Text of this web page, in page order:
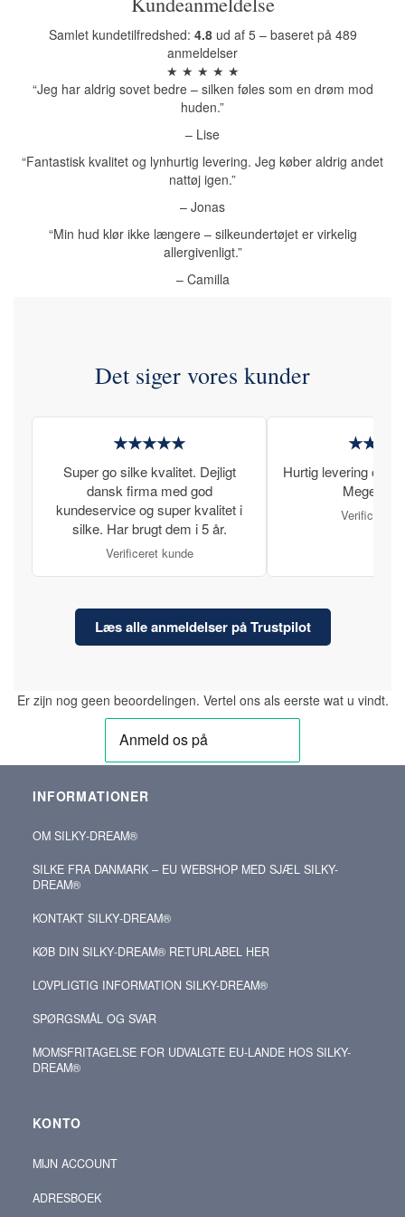
Samlet kundetilfredshed: 4.8ud af 5 – baseret på 489
anmeldelser
★ ★ ★ ★ ★
“Jeg har aldrig sovet bedre – silken føles som en drøm mod
huden.”
– Lise
“Fantastisk kvalitet og lynhurtig levering. Jeg køber aldrig andet
nattøj igen.”
– Jonas
“Min hud klør ikke længere – silkeundertøjet er virkelig
allergivenligt.”
– Camilla
Det siger vores kunder
★★★★★
Super go silke kvalitet. Dejligt
dansk firma med god
kundeservice og super kvalitet i
silke. Har brugt dem i 5 år.
Verificeret kunde
Hurtig levering og
Meget
Verificeret
Læs alle anmeldelser på Trustpilot
Er zijn nog geen beoordelingen. Vertel ons als eerste wat u vindt.
INFORMATIONER
OM SILKY‑DREAM®
SILKE FRA DANMARK – EU WEBSHOP MED SJÆL SILKY-
DREAM®
KONTAKT SILKY‑DREAM®
KØB DIN SILKY‑DREAM® RETURLABEL HER
LOVPLIGTIG INFORMATION SILKY-DREAM®
SPØRGSMÅL OG SVAR
MOMSFRITAGELSE FOR UDVALGTE EU-LANDE HOS SILKY-
DREAM®
KONTO
MIJN ACCOUNT
ADRESBOEK